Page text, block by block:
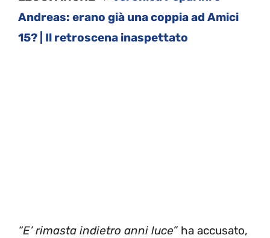
Andreas: erano già una coppia ad Amici
15? | Il retroscena inaspettato
“E’ rimasta indietro anni luce” ha accusato,